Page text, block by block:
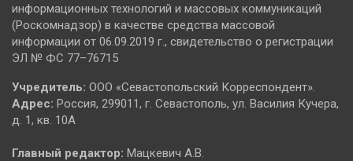
информационных технологий и массовых коммуникаций
(Роскомнадзор) в качестве средства массовой
информации от 06.09.2019 г., свидетельство о регистрации
ЭЛ № ФС 77–76715
Учредитель: ООО «Севастопольский Корреспондент».
Адрес: Россия, 299011, г. Севастополь, ул. Василия Кучера,
д. 1, кв. 10А
Главный редактор: Мацкевич А.В.